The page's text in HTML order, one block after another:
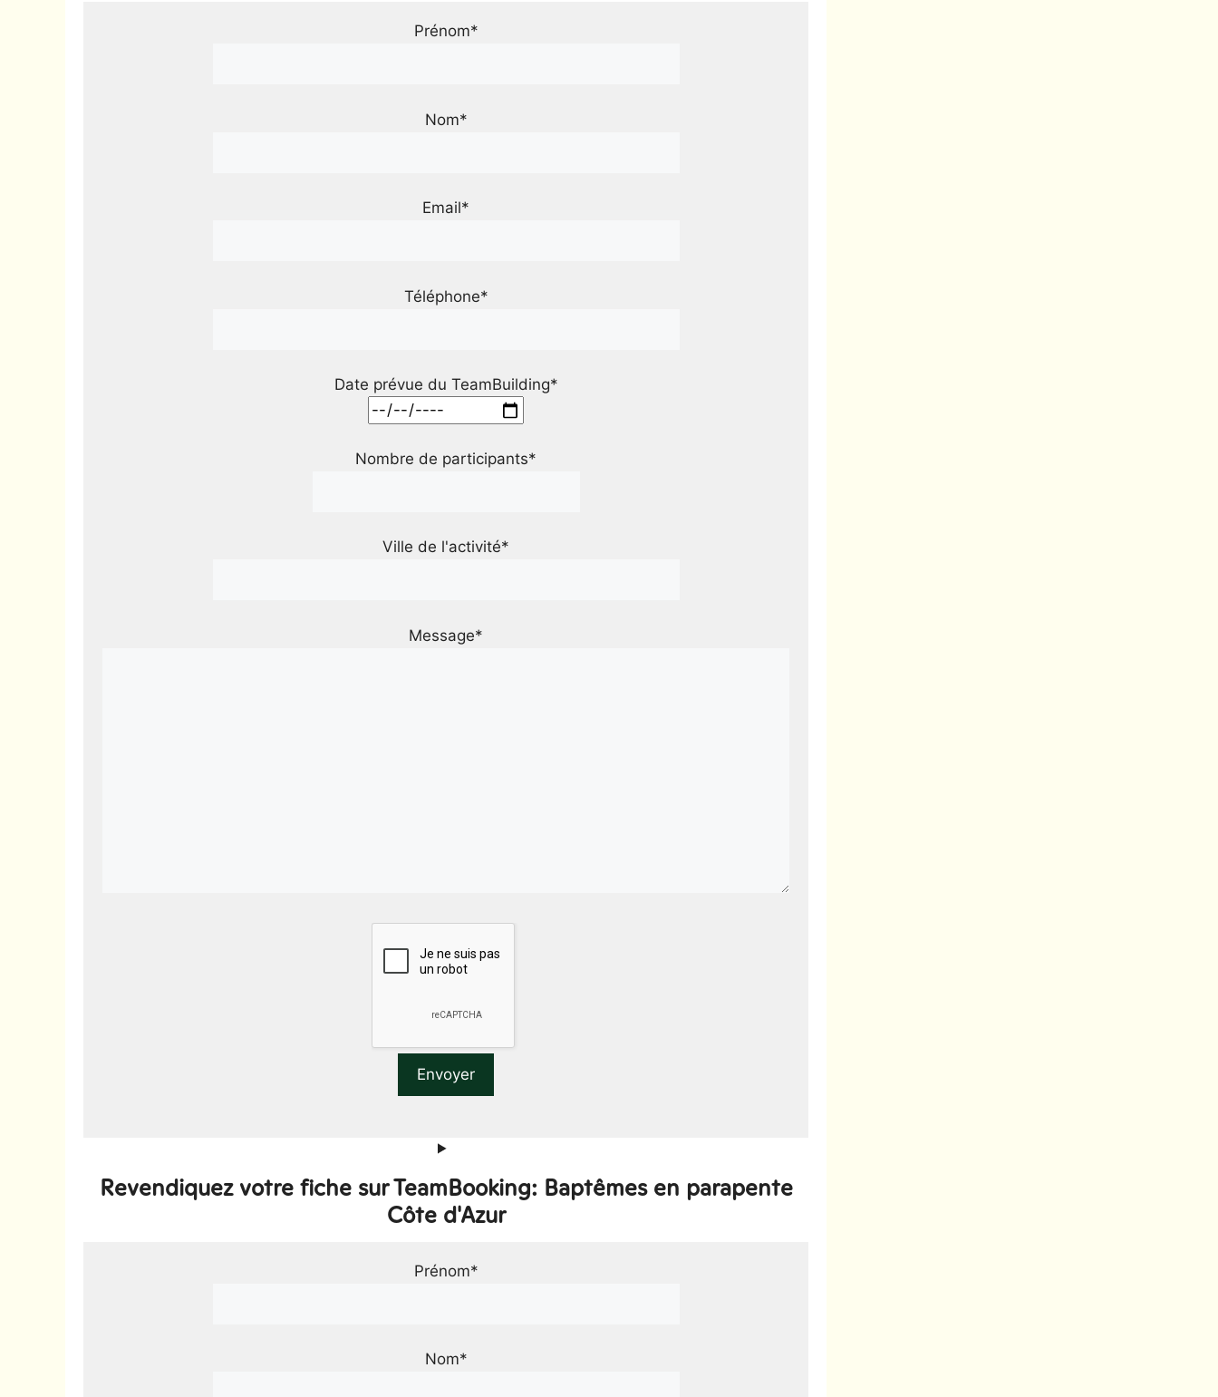
Prénom*
Nom*
Email*
Téléphone*
Date prévue du TeamBuilding*
Nombre de participants*
Ville de l'activité*
Message*
Revendiquez votre fiche sur TeamBooking: Baptêmes en parapente
Côte d'Azur
Prénom*
Nom*